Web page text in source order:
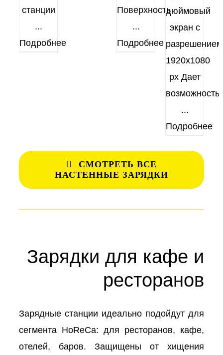
станции
...
Подробнее
Поверхность
...
Подробнее
дюймовый
экран с
разрешением
1920х1080
px Дает
возможность
...
Подробнее
СМОТРЕТЬ ВСЕ
НАСТЕННЫЕ ЗАРЯДКИ
Зарядки для кафе и
ресторанов
Зарядные станции идеально подойдут для
сегмента HoReCa: для ресторанов, кафе,
отелей, баров. Защищены от хищения